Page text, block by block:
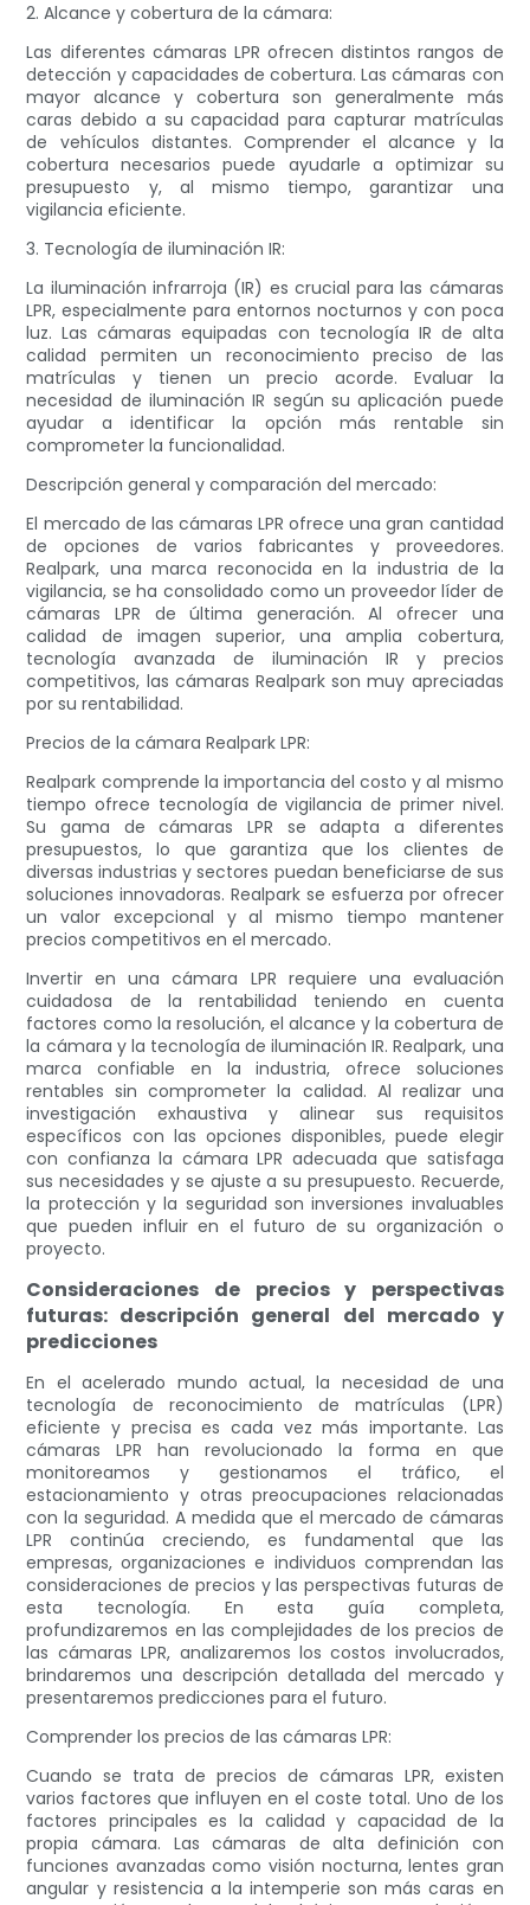
2. Alcance y cobertura de la cámara:
Las diferentes cámaras LPR ofrecen distintos rangos de
detección y capacidades de cobertura. Las cámaras con
mayor alcance y cobertura son generalmente más
caras debido a su capacidad para capturar matrículas
de vehículos distantes. Comprender el alcance y la
cobertura necesarios puede ayudarle a optimizar su
presupuesto y, al mismo tiempo, garantizar una
vigilancia eficiente.
3. Tecnología de iluminación IR:
La iluminación infrarroja (IR) es crucial para las cámaras
LPR, especialmente para entornos nocturnos y con poca
luz. Las cámaras equipadas con tecnología IR de alta
calidad permiten un reconocimiento preciso de las
matrículas y tienen un precio acorde. Evaluar la
necesidad de iluminación IR según su aplicación puede
ayudar a identificar la opción más rentable sin
comprometer la funcionalidad.
Descripción general y comparación del mercado:
El mercado de las cámaras LPR ofrece una gran cantidad
de opciones de varios fabricantes y proveedores.
Realpark, una marca reconocida en la industria de la
vigilancia, se ha consolidado como un proveedor líder de
cámaras LPR de última generación. Al ofrecer una
calidad de imagen superior, una amplia cobertura,
tecnología avanzada de iluminación IR y precios
competitivos, las cámaras Realpark son muy apreciadas
por su rentabilidad.
Precios de la cámara Realpark LPR:
Realpark comprende la importancia del costo y al mismo
tiempo ofrece tecnología de vigilancia de primer nivel.
Su gama de cámaras LPR se adapta a diferentes
presupuestos, lo que garantiza que los clientes de
diversas industrias y sectores puedan beneficiarse de sus
soluciones innovadoras. Realpark se esfuerza por ofrecer
un valor excepcional y al mismo tiempo mantener
precios competitivos en el mercado.
Invertir en una cámara LPR requiere una evaluación
cuidadosa de la rentabilidad teniendo en cuenta
factores como la resolución, el alcance y la cobertura de
la cámara y la tecnología de iluminación IR. Realpark, una
marca confiable en la industria, ofrece soluciones
rentables sin comprometer la calidad. Al realizar una
investigación exhaustiva y alinear sus requisitos
específicos con las opciones disponibles, puede elegir
con confianza la cámara LPR adecuada que satisfaga
sus necesidades y se ajuste a su presupuesto. Recuerde,
la protección y la seguridad son inversiones invaluables
que pueden influir en el futuro de su organización o
proyecto.
Consideraciones de precios y perspectivas
futuras: descripción general del mercado y
predicciones
En el acelerado mundo actual, la necesidad de una
tecnología de reconocimiento de matrículas (LPR)
eficiente y precisa es cada vez más importante. Las
cámaras LPR han revolucionado la forma en que
monitoreamos y gestionamos el tráfico, el
estacionamiento y otras preocupaciones relacionadas
con la seguridad. A medida que el mercado de cámaras
LPR continúa creciendo, es fundamental que las
empresas, organizaciones e individuos comprendan las
consideraciones de precios y las perspectivas futuras de
esta tecnología. En esta guía completa,
profundizaremos en las complejidades de los precios de
las cámaras LPR, analizaremos los costos involucrados,
brindaremos una descripción detallada del mercado y
presentaremos predicciones para el futuro.
Comprender los precios de las cámaras LPR:
Cuando se trata de precios de cámaras LPR, existen
varios factores que influyen en el coste total. Uno de los
factores principales es la calidad y capacidad de la
propia cámara. Las cámaras de alta definición con
funciones avanzadas como visión nocturna, lentes gran
angular y resistencia a la intemperie son más caras en